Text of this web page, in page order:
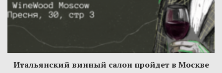
Итальянский винный салон пройдет в Москве